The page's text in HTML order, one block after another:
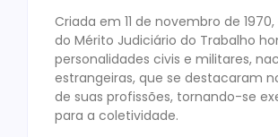
Criada em 11 de novembro de
do Mérito Judiciário do Trabalho
personalidades civis e militares,
estrangeiras, que se destacaram
de suas profissões, tornando-se
para a coletividade.